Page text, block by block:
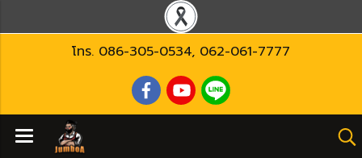
โทร. 086-305-0534, 062-061-7777